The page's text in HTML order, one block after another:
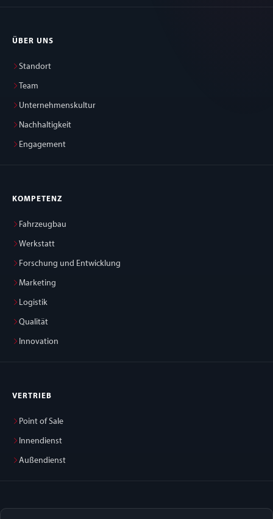
ÜBER UNS
Standort
Team
Unternehmenskultur
Nachhaltigkeit
Engagement
KOMPETENZ
Fahrzeugbau
Werkstatt
Forschung und Entwicklung
Marketing
Logistik
Qualität
Innovation
VERTRIEB
Point of Sale
Innendienst
Außendienst